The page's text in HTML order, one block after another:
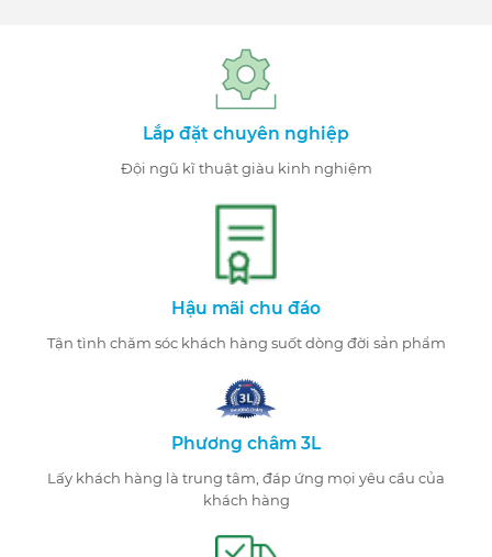
Lắp đặt chuyên nghiệp
Đội ngũ kĩ thuật giàu kinh nghiệm
Hậu mãi chu đáo
Tận tình chăm sóc khách hàng suốt dòng đời sản phẩm
Phương châm 3L
Lấy khách hàng là trung tâm, đáp ứng mọi yêu cầu của
khách hàng